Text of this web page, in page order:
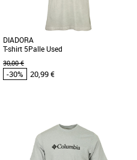
DIADORA
T-shirt 5Palle Used
30,00 €
-30% 20,99 €
Vêtements pas cher et Promos
Vêtements
Le t-shirt Diadora 5 Palle Used à